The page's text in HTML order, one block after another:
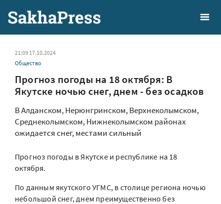
21:09 17.10.2024
Общество
Прогноз погоды на 18 октября: В
Якутске ночью снег, днем - без осадков
В Алданском, Нерюнгринском, Верхнеколымском,
Среднеколымском, Нижнеколымском районах
ожидается снег, местами сильный
Прогноз погоды в Якутске и республике на 18
октября.
По данным якутского УГМС, в столице региона ночью
небольшой снег, днем преимущественно без